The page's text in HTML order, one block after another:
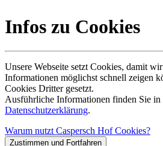
Infos zu Cookies
Unsere Webseite setzt Cookies, damit
Informationen möglichst schnell zeigen
Cookies Dritter gesetzt.
Ausführliche Informationen finden Sie in
Datenschutzerklärung.
Warum nutzt Caspersch Hof Cookies?